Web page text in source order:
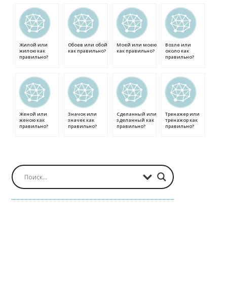
Жилой или
жилою как
правильно?
Обоев или обой
как правильно?
Моей или моею
как правильно?
Возле или
около как
правильно?
Женой или
женою как
правильно?
Значок или
значек как
правильно?
Сделанный или
зделанный как
правильно?
Тренажер или
тренажор как
правильно?